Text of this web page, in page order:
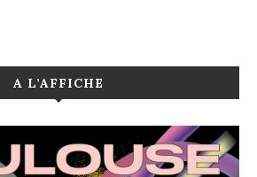
A L’AFFICHE